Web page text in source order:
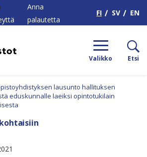
Anna
palautetta
FI SV EN
Valikko Etsi
lausunto hallituksen
eduskunnalle laeiksi opintotukilain